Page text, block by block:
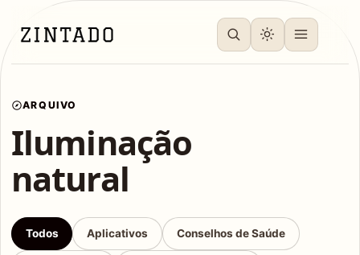
ARQUIVO
Iluminação
natural
Todos Aplicativos Conselhos de Saúde